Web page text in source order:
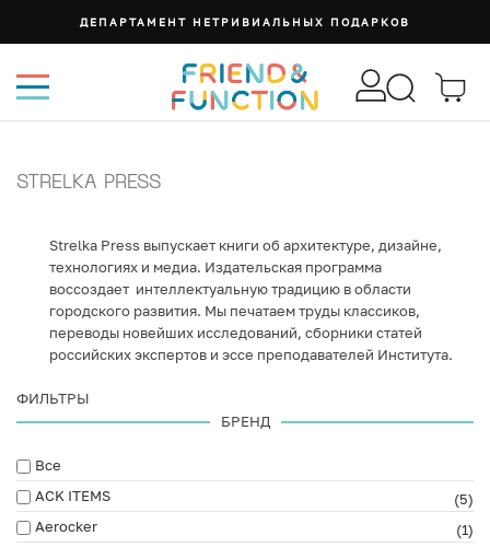
ДЕПАРТАМЕНТ НЕТРИВИАЛЬНЫХ ПОДАРКОВ
STRELKA PRESS
Strelka Press выпускает книги об архитектуре, дизайне,
технологиях и медиа. Издательская программа
воссоздает интеллектуальную традицию в области
городского развития. Мы печатаем труды классиков,
переводы новейших исследований, сборники статей
российских экспертов и эссе преподавателей Института.
ФИЛЬТРЫ
БРЕНД
Все
ACK ITEMS
(5)
Aerocker
(1)